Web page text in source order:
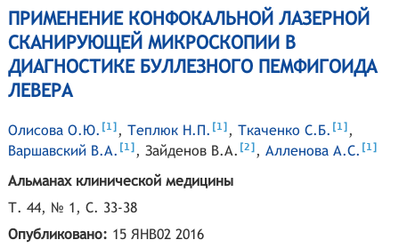
ПРИМЕНЕНИЕ КОНФОКАЛЬНОЙ ЛАЗЕРНОЙ
СКАНИРУЮЩЕЙ МИКРОСКОПИИ В
ДИАГНОСТИКЕ БУЛЛЕЗНОГО ПЕМФИГОИДА
ЛЕВЕРА
Олисова О.Ю. [1] , Теплюк Н.П. [1] , Ткаченко С.Б. [1] ,
Варшавский В.А. [1] , Зайденов В.А. [2] , Алленова А.С. [1]
Альманах клинической медицины
Т. 44, № 1, С. 33-38
Опубликовано: 15 ЯНВ02 2016